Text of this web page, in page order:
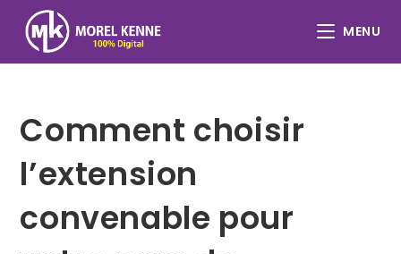
content
MENU
Comment choisir
l’extension
convenable pour